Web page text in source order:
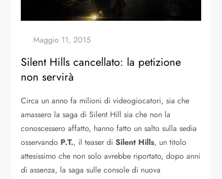
Silent Hills cancellato: la petizione
non servirà
Circa un anno fa milioni di videogiocatori, sia che
amassero la saga di Silent Hill sia che non la
conoscessero affatto, hanno fatto un salto sulla sedia
osservando P.T., il teaser diSilent Hills, un titolo
attesissimo che non solo avrebbe riportato, dopo anni
di assenza, la saga sulle console di nuova